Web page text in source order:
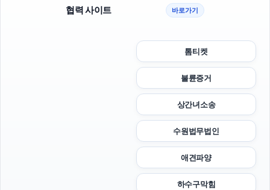
협력 사이트 바로가기
톰티켓
불륜증거
상간녀소송
수원법무법인
애견파양
하수구막힘